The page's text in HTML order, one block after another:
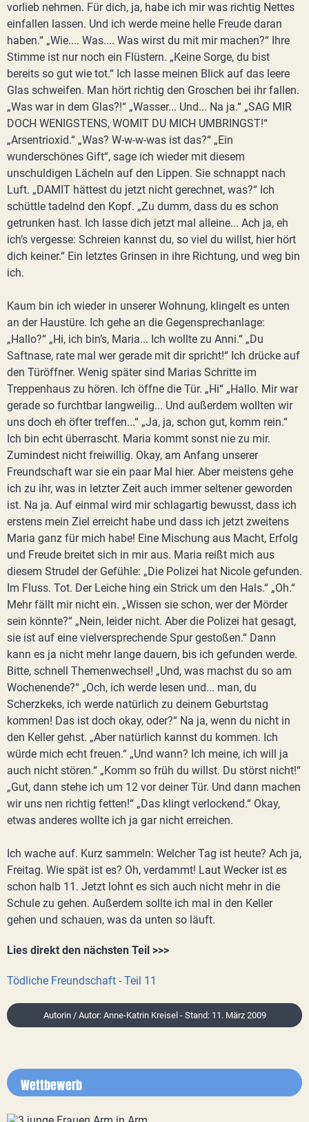
vorlieb nehmen. Für dich, ja, habe ich mir was richtig Nettes
einfallen lassen. Und ich werde meine helle Freude daran
haben.“ „Wie.... Was.... Was wirst du mit mir machen?“ Ihre
Stimme ist nur noch ein Flüstern. „Keine Sorge, du bist
bereits so gut wie tot.“ Ich lasse meinen Blick auf das leere
Glas schweifen. Man hört richtig den Groschen bei ihr fallen.
„Was war in dem Glas?!“ „Wasser... Und... Na ja.“ „SAG MIR
DOCH WENIGSTENS, WOMIT DU MICH UMBRINGST!“
„Arsentrioxid.“ „Was? W-w-w-was ist das?“ „Ein
wunderschönes Gift“, sage ich wieder mit diesem
unschuldigen Lächeln auf den Lippen. Sie schnappt nach
Luft. „DAMIT hättest du jetzt nicht gerechnet, was?“ Ich
schüttle tadelnd den Kopf. „Zu dumm, dass du es schon
getrunken hast. Ich lasse dich jetzt mal alleine... Ach ja, eh
ich’s vergesse: Schreien kannst du, so viel du willst, hier hört
dich keiner.“ Ein letztes Grinsen in ihre Richtung, und weg bin
ich.
Kaum bin ich wieder in unserer Wohnung, klingelt es unten
an der Haustüre. Ich gehe an die Gegensprechanlage:
„Hallo?“ „Hi, ich bin’s, Maria... Ich wollte zu Anni.“ „Du
Saftnase, rate mal wer gerade mit dir spricht!“ Ich drücke auf
den Türöffner. Wenig später sind Marias Schritte im
Treppenhaus zu hören. Ich öffne die Tür. „Hi“ „Hallo. Mir war
gerade so furchtbar langweilig... Und außerdem wollten wir
uns doch eh öfter treffen...“ „Ja, ja, schon gut, komm rein.“
Ich bin echt überrascht. Maria kommt sonst nie zu mir.
Zumindest nicht freiwillig. Okay, am Anfang unserer
Freundschaft war sie ein paar Mal hier. Aber meistens gehe
ich zu ihr, was in letzter Zeit auch immer seltener geworden
ist. Na ja. Auf einmal wird mir schlagartig bewusst, dass ich
erstens mein Ziel erreicht habe und dass ich jetzt zweitens
Maria ganz für mich habe! Eine Mischung aus Macht, Erfolg
und Freude breitet sich in mir aus. Maria reißt mich aus
diesem Strudel der Gefühle: „Die Polizei hat Nicole gefunden.
Im Fluss. Tot. Der Leiche hing ein Strick um den Hals.“ „Oh.“
Mehr fällt mir nicht ein. „Wissen sie schon, wer der Mörder
sein könnte?“ „Nein, leider nicht. Aber die Polizei hat gesagt,
sie ist auf eine vielversprechende Spur gestoßen.“ Dann
kann es ja nicht mehr lange dauern, bis ich gefunden werde.
Bitte, schnell Themenwechsel! „Und, was machst du so am
Wochenende?“ „Och, ich werde lesen und... man, du
Scherzkeks, ich werde natürlich zu deinem Geburtstag
kommen! Das ist doch okay, oder?“ Na ja, wenn du nicht in
den Keller gehst. „Aber natürlich kannst du kommen. Ich
würde mich echt freuen.“ „Und wann? Ich meine, ich will ja
auch nicht stören.“ „Komm so früh du willst. Du störst nicht!“
„Gut, dann stehe ich um 12 vor deiner Tür. Und dann machen
wir uns nen richtig fetten!“ „Das klingt verlockend.“ Okay,
etwas anderes wollte ich ja gar nicht erreichen.
Ich wache auf. Kurz sammeln: Welcher Tag ist heute? Ach ja,
Freitag. Wie spät ist es? Oh, verdammt! Laut Wecker ist es
schon halb 11. Jetzt lohnt es sich auch nicht mehr in die
Schule zu gehen. Außerdem sollte ich mal in den Keller
gehen und schauen, was da unten so läuft.
Lies direkt den nächsten Teil >>>
Tödliche Freundschaft - Teil 11
Autorin / Autor: Anne-Katrin Kreisel - Stand: 11. März 2009
Wettbewerb